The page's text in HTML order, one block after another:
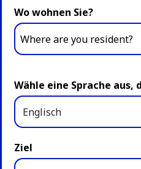
Wo wohnen Sie?
Where are you resident?
Wähle eine Sprache
Ziel